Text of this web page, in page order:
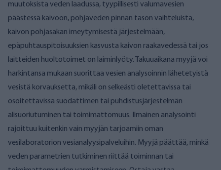
muutoksista veden laadussa, tyypillisesti valumavesien
päästessä kaivoon, pohjaveden pinnan tason vaihteluista,
kaivon pohjasakan imeytymisestä järjestelmään,
epäpuhtauspitoisuuksien kasvusta kaivon raakavedessä tai jos
laitteiden huoltotoimet on laiminlyöty. Takuuaikana myyjä voi
harkintansa mukaan suorittaa vesien analysoinnin lähetetyistä
vesistä korvauksetta, mikäli on selkeästi oletettavissa tai
osoitettavissa suodattimen tai puhdistusjärjestelmän
alisuoriutuminen tai toimimattomuus. Ilmainen analysointi
rajoittuu kuitenkin vain myyjän tarjoamiin oman
vesilaboratorion vesianalyysipalveluihin. Myyjä päättää, minkä
veden parametrien tutkiminen riittää toiminnan tai